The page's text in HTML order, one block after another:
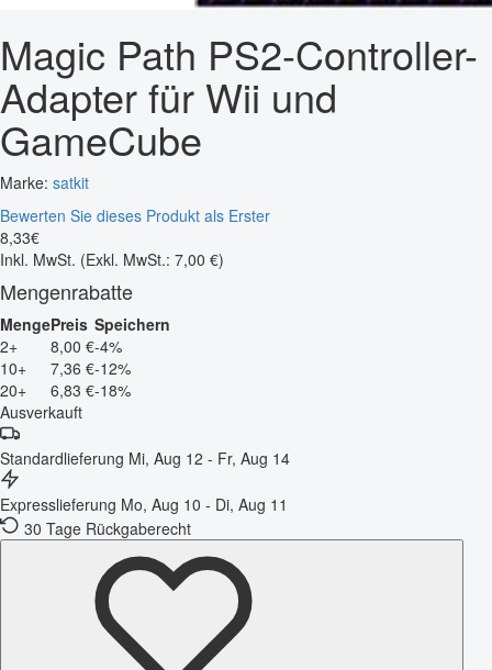
Magic Path PS2-Controller-
Adapter für Wii und
GameCube
Marke: satkit
Bewerten Sie dieses Produkt als Erster
8,33€
Inkl. MwSt. (Exkl. MwSt.: 7,00 €)
Mengenrabatte
MengePreis Speichern
2+
8,00 €-4%
10+
7,36 €-12%
20+
6,83 €-18%
Ausverkauft
Standardlieferung Mi, Aug 12 - Fr, Aug 14
Expresslieferung Mo, Aug 10 - Di, Aug 11
30 Tage Rückgaberecht